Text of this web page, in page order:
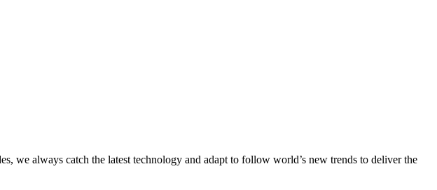
we always catch the latest technology and adapt to follow world’s new trends to deliver the